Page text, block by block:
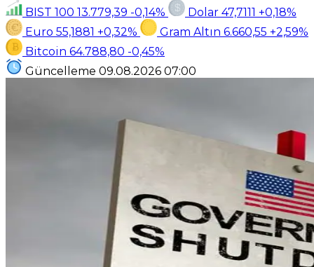
BIST 100 13.779,39 -0,14% Dolar 47,7111 +0,18%
Euro 55,1881 +0,32% Gram Altın 6.660,55 +2,59%
Bitcoin 64.788,80 -0,45%
Güncelleme 09.08.2026 07:00